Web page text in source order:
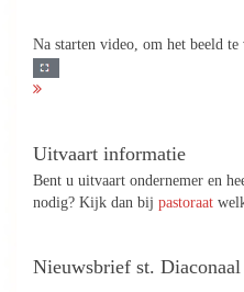
Na starten video, om het beeld
Uitvaart informatie
Bent u uitvaart ondernemer en
nodig? Kijk dan bij pastoraat
Nieuwsbrief st.